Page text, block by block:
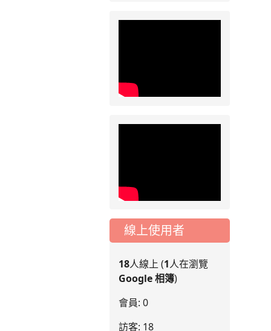
選人政見發表會
選人政見發表會 線上使用者
18人線上 (1人在瀏覽
Google 相簿)
會員: 0
訪客: 18